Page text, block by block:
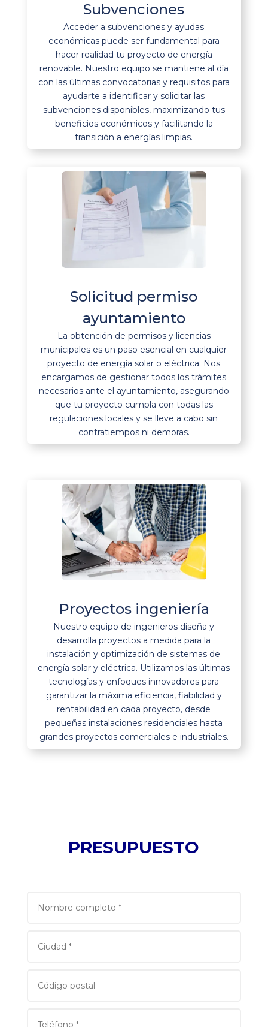
Subvenciones
Acceder a subvenciones y ayudas
económicas puede ser fundamental para
hacer realidad tu proyecto de energía
renovable. Nuestro equipo se mantiene al día
con las últimas convocatorias y requisitos para
ayudarte a identificar y solicitar las
subvenciones disponibles, maximizando tus
beneficios económicos y facilitando la
transición a energías limpias.
Solicitud permiso
ayuntamiento
La obtención de permisos y licencias
municipales es un paso esencial en cualquier
proyecto de energía solar o eléctrica. Nos
encargamos de gestionar todos los trámites
necesarios ante el ayuntamiento, asegurando
que tu proyecto cumpla con todas las
regulaciones locales y se lleve a cabo sin
contratiempos ni demoras.
Proyectos ingeniería
Nuestro equipo de ingenieros diseña y
desarrolla proyectos a medida para la
instalación y optimización de sistemas de
energía solar y eléctrica. Utilizamos las últimas
tecnologías y enfoques innovadores para
garantizar la máxima eficiencia, fiabilidad y
rentabilidad en cada proyecto, desde
pequeñas instalaciones residenciales hasta
grandes proyectos comerciales e industriales.
PRESUPUESTO